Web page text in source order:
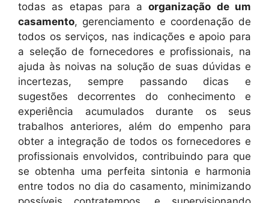
todas as etapas para aorganização de um
casamento, gerenciamento e coordenação de
todos os serviços, nas indicações e apoio para
a seleção de fornecedores e profissionais, na
ajuda às noivas na solução de suas dúvidas e
incertezas, sempre passando dicas e
sugestões decorrentes do conhecimento e
experiência acumulados durante os seus
trabalhos anteriores, além do empenho para
obter a integração de todos os fornecedores e
profissionais envolvidos, contribuindo para que
se obtenha uma perfeita sintonia e harmonia
entre todos no dia do casamento, minimizando